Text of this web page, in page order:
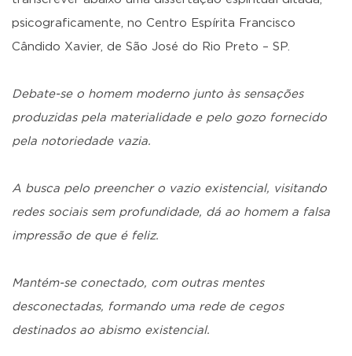
psicograficamente, no Centro Espírita Francisco
Cândido Xavier, de São José do Rio Preto – SP.
Debate-se o homem moderno junto às sensações
produzidas pela materialidade e pelo gozo fornecido
pela notoriedade vazia.
A busca pelo preencher o vazio existencial, visitando
redes sociais sem profundidade, dá ao homem a falsa
impressão de que é feliz.
Mantém-se conectado, com outras mentes
desconectadas, formando uma rede de cegos
destinados ao abismo existencial.